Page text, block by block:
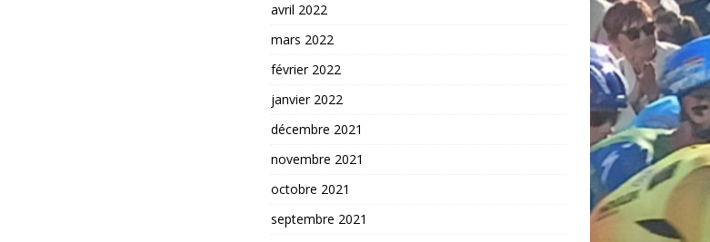
avril 2022
mars 2022
février 2022
janvier 2022
décembre 2021
novembre 2021
octobre 2021
septembre 2021